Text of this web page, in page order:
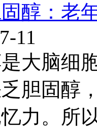
醇：老
11
大脑细
胆固醇
力。所